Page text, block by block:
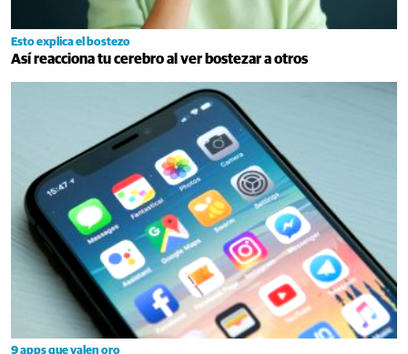
Esto explica el bostezo
Así reacciona tu cerebro al ver bostezar a otros
9 apps que valen oro